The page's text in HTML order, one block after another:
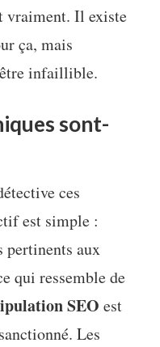
vraiment. Il existe
ça, mais
infaillible.
sont-
ces
est simple :
pertinents aux
qui ressemble de
SEO est
Les